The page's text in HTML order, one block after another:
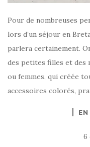
Pour de nombreuses
lors d’un séjour en
parlera certainement.
des petites filles et des
ou femmes, qui créée
accessoires colorés,
6